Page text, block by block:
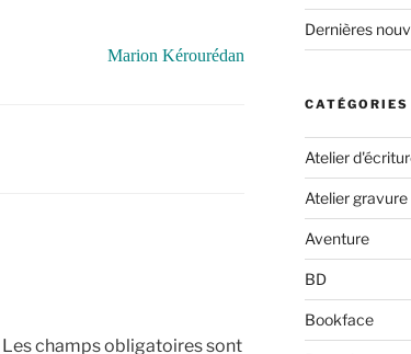
Marion Kérourédan
Les champs obligatoires sont
Dernières
CATÉGORIES
Atelier
Atelier gravure
Aventure
BD
Bookface